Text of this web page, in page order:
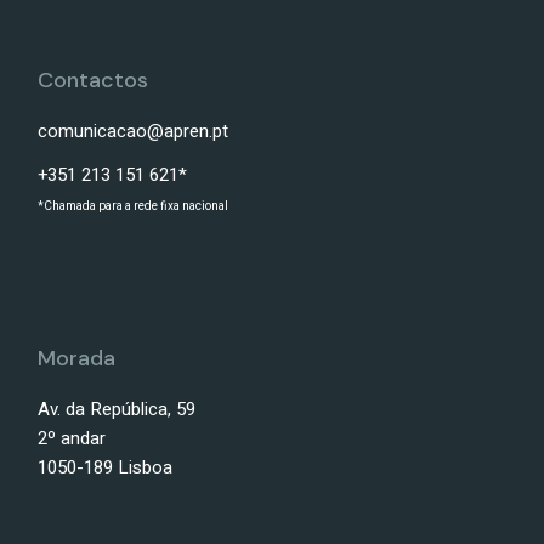
Contactos
comunicacao@apren.pt
+351 213 151 621*
*Chamada para a rede fixa nacional
Morada
Av. da República, 59
2º andar
1050-189 Lisboa